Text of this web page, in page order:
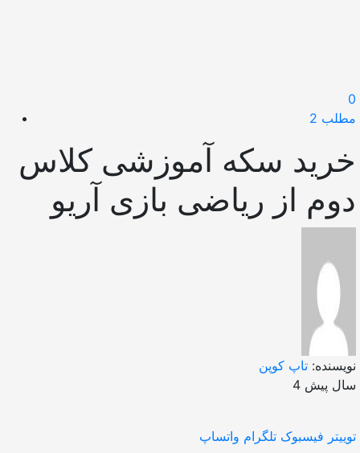
0
مطلب 2
خرید سکه آموزشی کلاس
دوم از ریاضی بازی آریو
نویسنده: تاپ کوپن
4 سال پیش
توییتر فیسبوک تلگرام واتساپ